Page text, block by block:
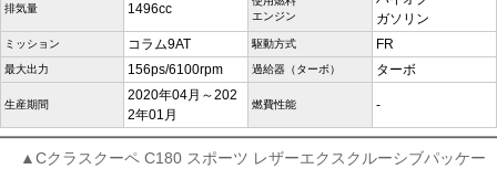
排気量 1496cc
エンジン
ガソリン
ミッション コラム9AT 駆動方式 FR
最大出力 156ps/6100rpm 過給器（ターボ） ターボ
生産期間
2020年04月～202
2年01月
燃費性能 -
▲Cクラスクーペ C180 スポーツ レザーエクスクルーシブパッケー